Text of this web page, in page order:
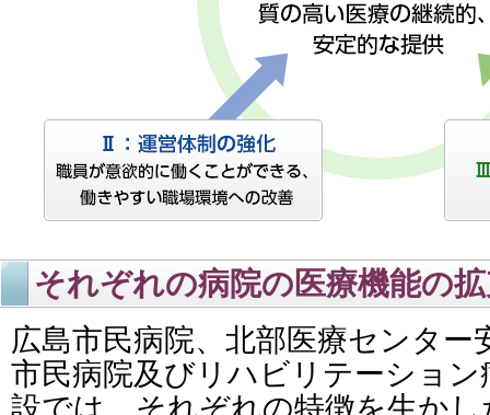
それぞれの病院の医療機能の
広島市民病院、北部医療センター
市民病院及びリハビリテーション
設では、それぞれの特徴を生か